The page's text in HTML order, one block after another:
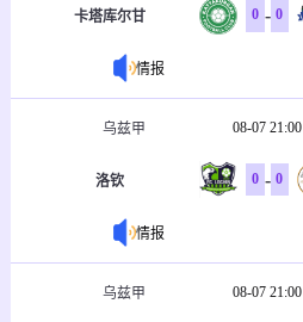
卡塔库尔甘 0 - 0
情报
乌兹甲 08-07 21:00
洛钦 0 - 0
情报
乌兹甲 08-07 21:00